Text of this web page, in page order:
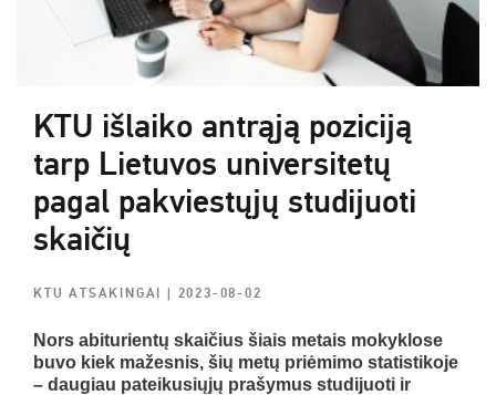
KTU išlaiko antrąją poziciją
tarp Lietuvos universitetų
pagal pakviestųjų studijuoti
skaičių
KTU ATSAKINGAI| 2023-08-02
Nors abiturientų skaičius šiais metais mokyklose
buvo kiek mažesnis, šių metų priėmimo statistikoje
– daugiau pateikusiųjų prašymus studijuoti ir